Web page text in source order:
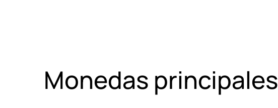
Monedas principales